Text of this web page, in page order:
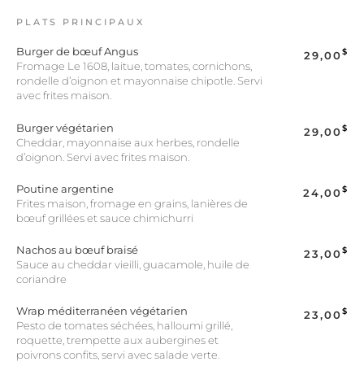
PLATS PRINCIPAUX
Burger de bœuf Angus
Fromage Le 1608, laitue, tomates, cornichons,
rondelle d’oignon et mayonnaise chipotle. Servi
avec frites maison.
29,00$
Burger végétarien
Cheddar, mayonnaise aux herbes, rondelle
d’oignon. Servi avec frites maison.
29,00$
Poutine argentine
Frites maison, fromage en grains, lanières de
bœuf grillées et sauce chimichurri
24,00$
Nachos au bœuf braisé
Sauce au cheddar vieilli, guacamole, huile de
coriandre
23,00$
Wrap méditerranéen végétarien
Pesto de tomates séchées, halloumi grillé,
roquette, trempette aux aubergines et
poivrons confits, servi avec salade verte.
23,00$